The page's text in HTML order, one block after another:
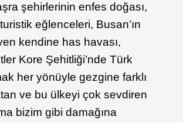
şehirlerinin enfes doğası,
eğlenceleri, Busan’ın
kendine has havası,
Kore Şehitliği’nde Türk
her yönüyle gezgine farklı
ve bu ülkeyi çok sevdiren
bizim gibi damağına